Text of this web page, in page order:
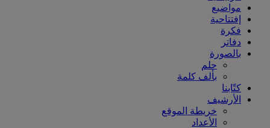
مواضيع
إفتتاحية
فكرة
دفاتر
بالصورة
حلم
بألف كلمة
كتّابنا
الأرشيف
خريطة الموقع
الأعداد